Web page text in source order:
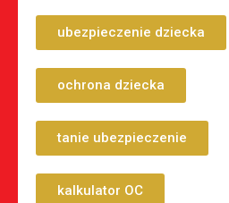
ubezpieczenie dziecka
ochrona dziecka
tanie ubezpieczenie
kalkulator OC